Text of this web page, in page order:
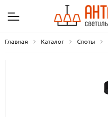
Главная Каталог Споты